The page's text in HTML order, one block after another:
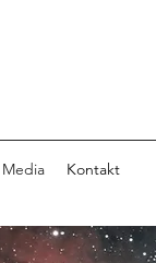
Media Kontakt